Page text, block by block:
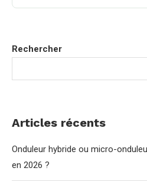
Rechercher
Articles récents
Onduleur hybride ou micro-
en 2026 ?